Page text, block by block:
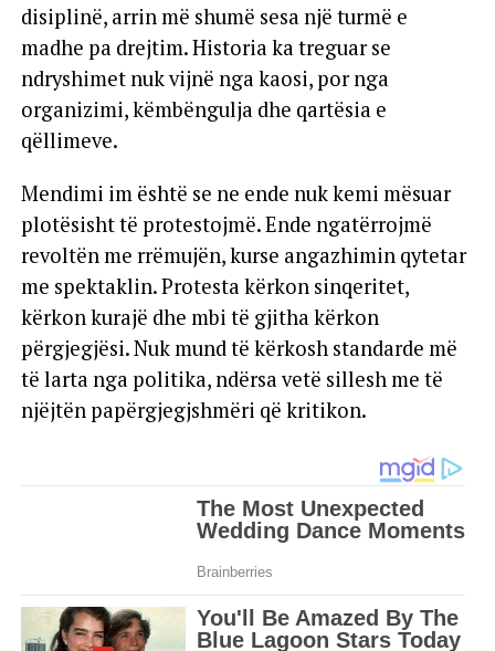
disiplinë, arrin më shumë sesa një turmë e
madhe pa drejtim. Historia ka treguar se
ndryshimet nuk vijnë nga kaosi, por nga
organizimi, këmbëngulja dhe qartësia e
qëllimeve.
Mendimi im është se ne ende nuk kemi mësuar
plotësisht të protestojmë. Ende ngatërrojmë
revoltën me rrëmujën, kurse angazhimin qytetar
me spektaklin. Protesta kërkon sinqeritet,
kërkon kurajë dhe mbi të gjitha kërkon
përgjegjësi. Nuk mund të kërkosh standarde më
të larta nga politika, ndërsa vetë sillesh me të
njëjtën papërgjegjshmëri që kritikon.